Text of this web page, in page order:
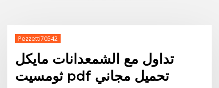
Pezzetti70542
تداول مع الشمعدانات مايكل
ثومسيت pdf تحميل مجاني